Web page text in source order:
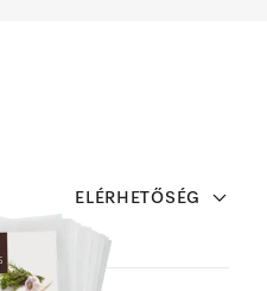
ELÉRHETŐSÉG